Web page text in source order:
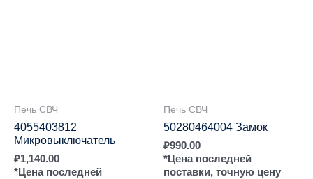
Печь СВЧ
4055403812
Микровыключатель
₽1,140.00
*Цена последней
Печь СВЧ
50280464004 Замок
₽990.00
*Цена последней
поставки, точную цену